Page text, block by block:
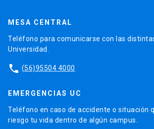
MESA CENTRAL
Teléfono para comunicarse con las
Universidad.
phone (56)95504 4000
EMERGENCIAS UC
Teléfono en caso de accidente o situación
riesgo tu vida dentro de algún campus.